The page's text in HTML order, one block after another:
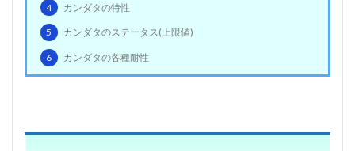
4 カンダタの特性
5 カンダタのステータス(上限値)
6 カンダタの各種耐性